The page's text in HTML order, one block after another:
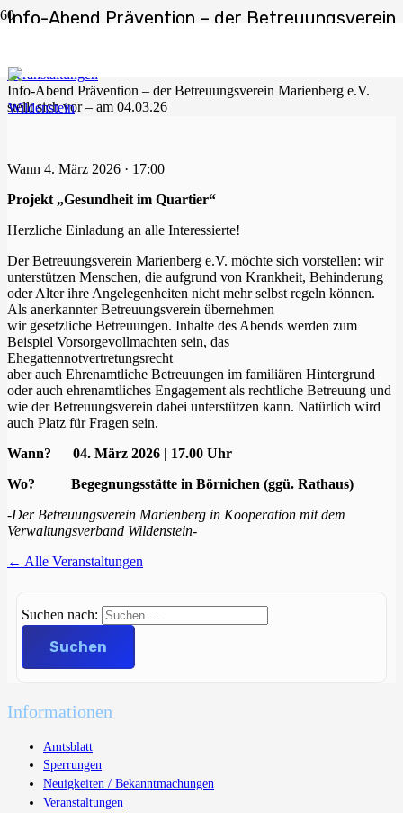
Info-Abend Prävention – der Betreuungsverein
Veranstaltungen
Info-Abend Prävention – der Betreuungsverein Marienberg e.V.
stellt sich vor – am 04.03.26
Wann 4. März 2026 · 17:00
Projekt „Gesundheit im Quartier“
Herzliche Einladung an alle Interessierte!
Der Betreuungsverein Marienberg e.V. möchte sich vorstellen: wir
unterstützen Menschen, die aufgrund von Krankheit, Behinderung
oder Alter ihre Angelegenheiten nicht mehr selbst regeln können.
Als anerkannter Betreuungsverein übernehmen
wir gesetzliche Betreuungen. Inhalte des Abends werden zum
Beispiel Vorsorgevollmachten sein, das
Ehegattennotvertretungsrecht
aber auch Ehrenamtliche Betreuungen im familiären Hintergrund
oder auch ehrenamtliches Engagement als rechtliche Betreuung und
wie der Betreuungsverein dabei unterstützen kann. Natürlich wird
auch Platz für Fragen sein.
Wann? 04. März 2026 | 17.00 Uhr
Wo? Begegnungsstätte in Börnichen (ggü. Rathaus)
-Der Betreuungsverein Marienberg in Kooperation mit dem
Verwaltungsverband Wildenstein-
← Alle Veranstaltungen
Suchen nach:
Informationen
Amtsblatt
Sperrungen
Neuigkeiten / Bekanntmachungen
Veranstaltungen